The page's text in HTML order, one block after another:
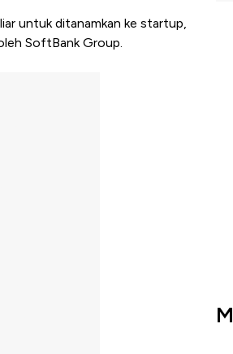
untuk ditanamkan ke startup,
SoftBank Group.